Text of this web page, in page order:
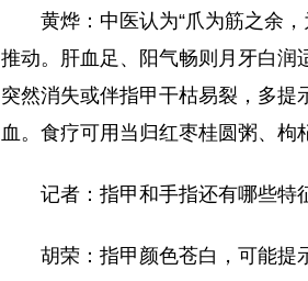
黄烨：中医认为“爪为筋之余
推动。肝血足、阳气畅则月牙白润
突然消失或伴指甲干枯易裂，多
血。食疗可用当归红枣桂圆粥、枸
记者：指甲和手指还有哪些特
胡荣：指甲颜色苍白，可能提